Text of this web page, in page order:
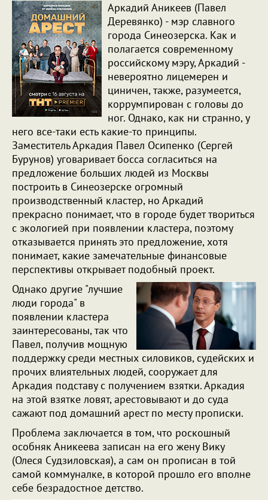
Аркадий Аникеев (Павел
Деревянко) - мэр славного
города Синеозерска. Как и
полагается современному
российскому мэру, Аркадий -
невероятно лицемерен и
циничен, также, разумеется,
коррумпирован с головы до
ног. Однако, как ни странно, у
него все-таки есть какие-то принципы.
Заместитель Аркадия Павел Осипенко (Сергей
Бурунов) уговаривает босса согласиться на
предложение больших людей из Москвы
построить в Синеозерске огромный
производственный кластер, но Аркадий
прекрасно понимает, что в городе будет твориться
с экологией при появлении кластера, поэтому
отказывается принять это предложение, хотя
понимает, какие замечательные финансовые
перспективы открывает подобный проект.
Однако другие "лучшие
люди города" в
появлении кластера
заинтересованы, так что
Павел, получив мощную
поддержку среди местных силовиков, судейских и
прочих влиятельных людей, сооружает для
Аркадия подставу с получением взятки. Аркадия
на этой взятке ловят, арестовывают и до суда
сажают под домашний арест по месту прописки.
Проблема заключается в том, что роскошный
особняк Аникеева записан на его жену Вику
(Олеся Судзиловская), а сам он прописан в той
самой коммуналке, в которой прошло его вполне
себе безрадостное детство.